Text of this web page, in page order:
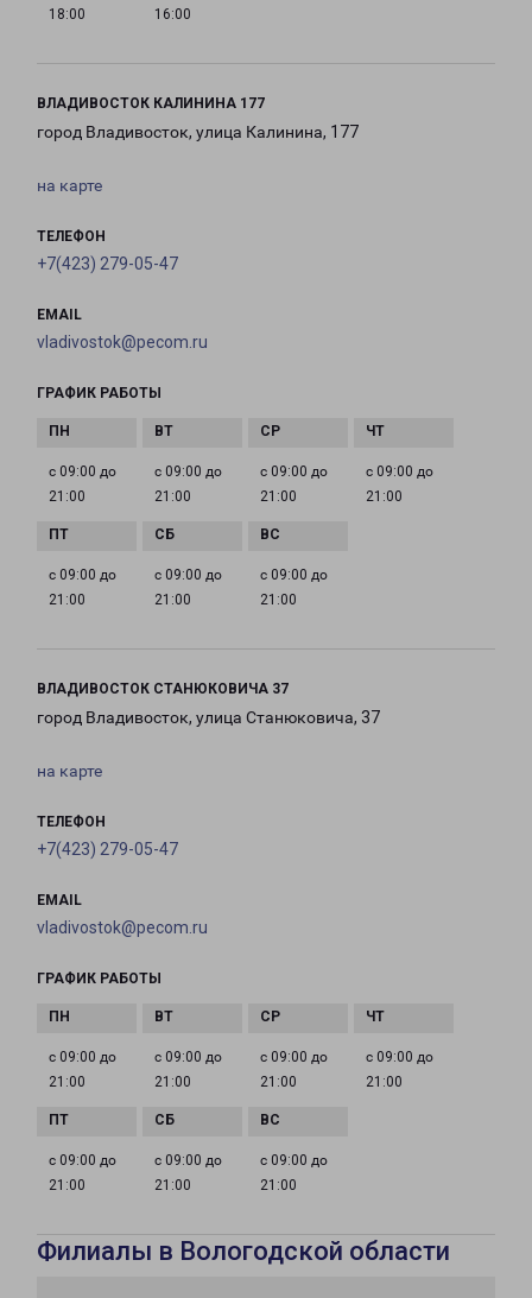
18:00
16:00
ВЛАДИВОСТОК КАЛИНИНА 177
город Владивосток, улица Калинина, 177
на карте
ТЕЛЕФОН
+7(423) 279-05-47
EMAIL
vladivostok@pecom.ru
ГРАФИК РАБОТЫ
с 09:00 до
21:00
с 09:00 до
21:00
с 09:00 до
21:00
с 09:00 до
21:00
с 09:00 до
21:00
с 09:00 до
21:00
с 09:00 до
21:00
ВЛАДИВОСТОК СТАНЮКОВИЧА 37
город Владивосток, улица Станюковича, 37
на карте
ТЕЛЕФОН
+7(423) 279-05-47
EMAIL
vladivostok@pecom.ru
ГРАФИК РАБОТЫ
с 09:00 до
21:00
с 09:00 до
21:00
с 09:00 до
21:00
с 09:00 до
21:00
с 09:00 до
21:00
с 09:00 до
21:00
с 09:00 до
21:00
Филиалы в Вологодской области